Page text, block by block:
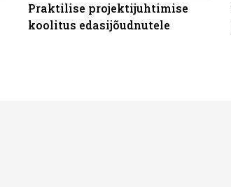
Praktilise projektijuhtimise
koolitus edasijõudnutele